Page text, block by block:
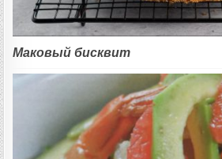
Маковый бисквит